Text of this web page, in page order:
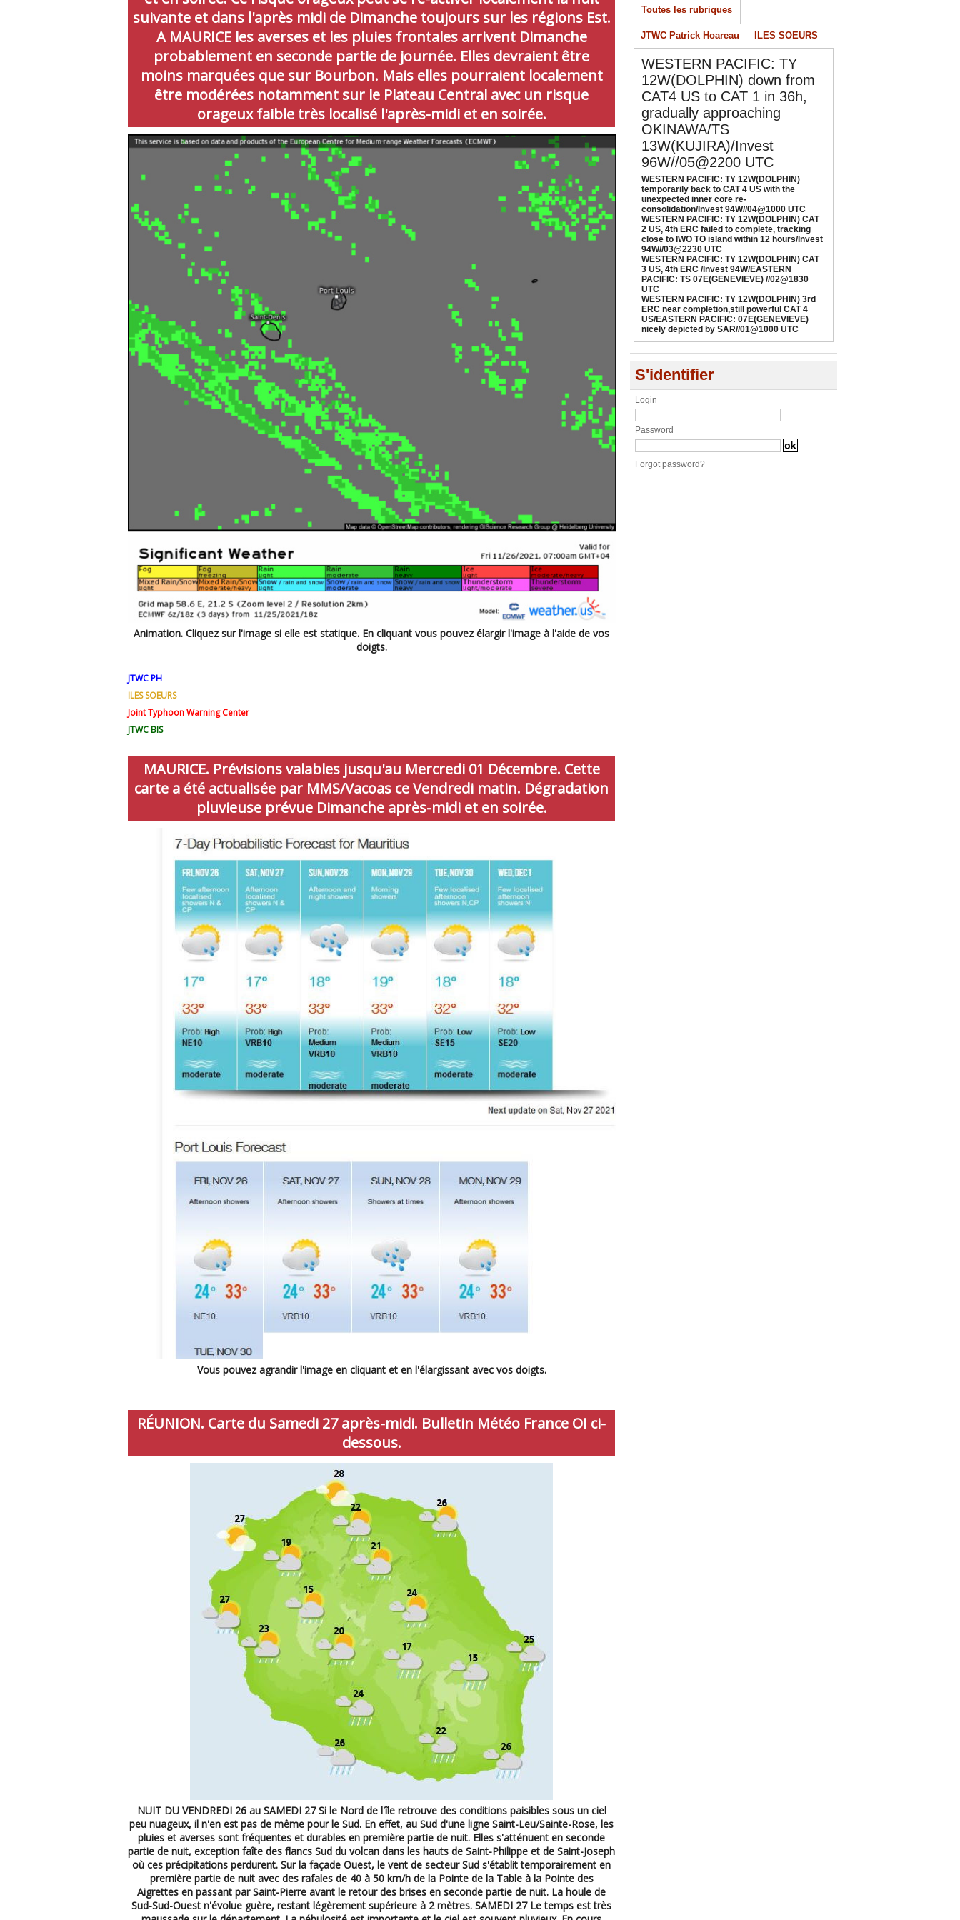
suivante et dans l'après midi de Dimanche toujours sur les régions Est.
A MAURICE les averses et les pluies frontales arrivent Dimanche
probablement en seconde partie de journée. Elles devraient être
moins marquées que sur Bourbon. Mais elles pourraient localement
être modérées notamment sur le Plateau Central avec un risque
orageux faible très localisé l'après-midi et en soirée.
Animation. Cliquez sur l'image si elle est statique. En cliquant vous pouvez élargir l'image à l'aide de vos
doigts.
JTWC PH
ILES SOEURS
Joint Typhoon Warning Center
JTWC BIS
MAURICE. Prévisions valables jusqu'au Mercredi 01 Décembre. Cette
carte a été actualisée par MMS/Vacoas ce Vendredi matin. Dégradation
pluvieuse prévue Dimanche après-midi et en soirée.
Vous pouvez agrandir l'image en cliquant et en l'élargissant avec vos doigts.
RÉUNION. Carte du Samedi 27 après-midi. Bulletin Météo France OI ci-
dessous.
NUIT DU VENDREDI 26 au SAMEDI 27 Si le Nord de l'île retrouve des conditions paisibles sous un ciel
peu nuageux, il n'en est pas de même pour le Sud. En effet, au Sud d'une ligne Saint-Leu/Sainte-Rose, les
pluies et averses sont fréquentes et durables en première partie de nuit. Elles s'atténuent en seconde
partie de nuit, exception faîte des flancs Sud du volcan dans les hauts de Saint-Philippe et de Saint-Joseph
où ces précipitations perdurent. Sur la façade Ouest, le vent de secteur Sud s'établit temporairement en
première partie de nuit avec des rafales de 40 à 50 km/h de la Pointe de la Table à la Pointe des
Aigrettes en passant par Saint-Pierre avant le retour des brises en seconde partie de nuit. La houle de
Sud-Sud-Ouest n'évolue guère, restant légèrement supérieure à 2 mètres. SAMEDI 27 Le temps est très
consolidation/Invest 94W//04@1000 UTC
08/04/2026 PATRICK HOAREAU
WESTERN PACIFIC: TY 12W(DOLPHIN) CAT 2
US, 4th ERC failed to complete, tracking close
to IWO TO island within 12 hours/Invest
94W//03@2230 UTC
08/04/2026 - PATRICK HOAREAU
WESTERN PACIFIC: TY 12W(DOLPHIN) CAT 3
US, 4th ERC /Invest 94W/EASTERN PACIFIC:
TS 07E(GENEVIEVE) //02@1830 UTC
08/02/2026 -PATRICK HOAREAU
WESTERN PACIFIC: TY 12W(DOLPHIN) 3rd
ERC near completion,still powerful CAT 4
US/EASTERN PACIFIC: 07E(GENEVIEVE) nicely
depicted by SAR//01@1000 UTC
08/01/2026 -PATRICK HOAREAU
Toutes les rubriques
JTWC Patrick Hoareau ILES SOEURS
WESTERN PACIFIC: TY
12W(DOLPHIN) down from
CAT4 US to CAT 1 in 36h,
gradually approaching
OKINAWA/TS
13W(KUJIRA)/Invest
96W//05@2200 UTC
WESTERN PACIFIC: TY 12W(DOLPHIN)
temporarily back to CAT 4 US with the
unexpected inner core re-
consolidation/Invest 94W//04@1000 UTC
WESTERN PACIFIC: TY 12W(DOLPHIN) CAT
2 US, 4th ERC failed to complete, tracking
close to IWO TO island within 12 hours/Invest
94W//03@2230 UTC
WESTERN PACIFIC: TY 12W(DOLPHIN) CAT
3 US, 4th ERC /Invest 94W/EASTERN
PACIFIC: TS 07E(GENEVIEVE) //02@1830
UTC
WESTERN PACIFIC: TY 12W(DOLPHIN) 3rd
ERC near completion,still powerful CAT 4
US/EASTERN PACIFIC: 07E(GENEVIEVE)
nicely depicted by SAR//01@1000 UTC
S'identifier
Login
Password
Forgot password?